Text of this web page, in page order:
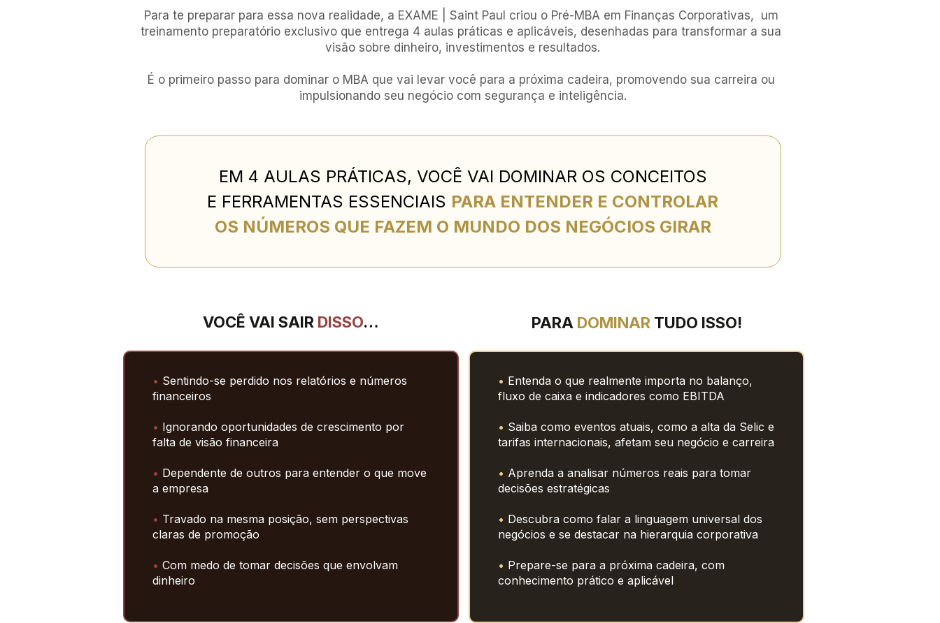
Para te preparar para essa nova realidade, a EXAME | Saint Paul criou o Pré-MBA em Finanças Corporativas, um
treinamento preparatório exclusivo que entrega 4 aulas práticas e aplicáveis, desenhadas para transformar a sua
visão sobre dinheiro, investimentos e resultados.
É o primeiro passo para dominar o MBA que vai levar você para a próxima cadeira, promovendo sua carreira ou
impulsionando seu negócio com segurança e inteligência.
EM 4 AULAS PRÁTICAS, VOCÊ VAI DOMINAR OS CONCEITOS
E FERRAMENTAS ESSENCIAIS PARA ENTENDER E CONTROLAR
OS NÚMEROS QUE FAZEM O MUNDO DOS NEGÓCIOS GIRAR
VOCÊ VAI SAIR DISSO… PARA DOMINAR TUDO ISSO!
• Sentindo-se perdido nos relatórios e números
financeiros
• Ignorando oportunidades de crescimento por
falta de visão financeira
• Dependente de outros para entender o que move
a empresa
• Travado na mesma posição, sem perspectivas
claras de promoção
• Com medo de tomar decisões que envolvam
dinheiro
• Entenda o que realmente importa no balanço,
fluxo de caixa e indicadores como EBITDA
• Saiba como eventos atuais, como a alta da Selic e
tarifas internacionais, afetam seu negócio e carreira
• Aprenda a analisar números reais para tomar
decisões estratégicas
• Descubra como falar a linguagem universal dos
negócios e se destacar na hierarquia corporativa
• Prepare-se para a próxima cadeira, com
conhecimento prático e aplicável